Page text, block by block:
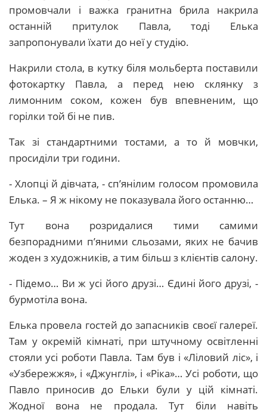
промовчали і важка гранитна брила накрила
останній притулок Павла, тоді Елька
запропонували їхати до неї у студію.
Накрили стола, в кутку біля мольберта поставили
фотокартку Павла, а перед нею склянку з
лимонним соком, кожен був впевненим, що
горілки той бі не пив.
Так зі стандартними тостами, а то й мовчки,
просиділи три години.
- Хлопці й дівчата, - сп’янілим голосом промовила
Елька. – Я ж нікому не показувала його останню…
Тут вона розридалися тими самими
безпорадними п’яними сльозами, яких не бачив
жоден з художників, а тим більш з клієнтів салону.
- Підемо… Ви ж усі його друзі… Єдині його друзі, -
бурмотіла вона.
Елька провела гостей до запасників своєї галереї.
Там у окремій кімнаті, при штучному освітленні
стояли усі роботи Павла. Там був і «Ліловий ліс», і
«Узбережжя», і «Джунглі», і «Ріка»… Усі роботи, що
Павло приносив до Ельки були у цій кімнаті.
Жодної вона не продала. Тут біли навіть